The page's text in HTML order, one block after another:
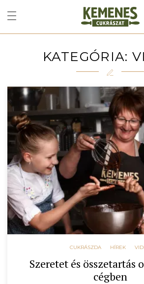
KATEGÓRIA:
CUKRÁSZDA HÍREK
Szeretet és összetartás
cégben